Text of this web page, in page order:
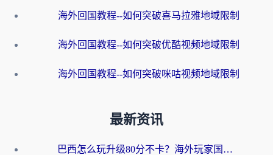
海外回国教程--如何突破喜马拉雅地域限制
海外回国教程--如何突破优酷视频地域限制
海外回国教程--如何突破咪咕视频地域限制
最新资讯
巴西怎么玩升级80分不卡？海外玩家国服游戏加速器终极指南（附避坑技巧）